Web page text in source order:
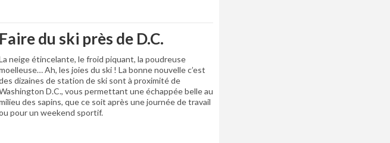
Faire du ski près de D.C.
neige étincelante, le froid piquant, la poudreuse
Ah, les joies du ski ! La bonne nouvelle c’est
dizaines de station de ski sont à proximité de
D.C., vous permettant une échappée belle au
des sapins, que ce soit après une journée de travail
pour un weekend sportif.